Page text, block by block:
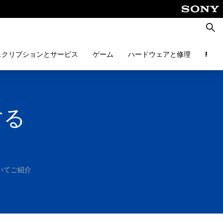
検
索
リプションとサービス ゲーム ハードウェアと修理
てご紹介